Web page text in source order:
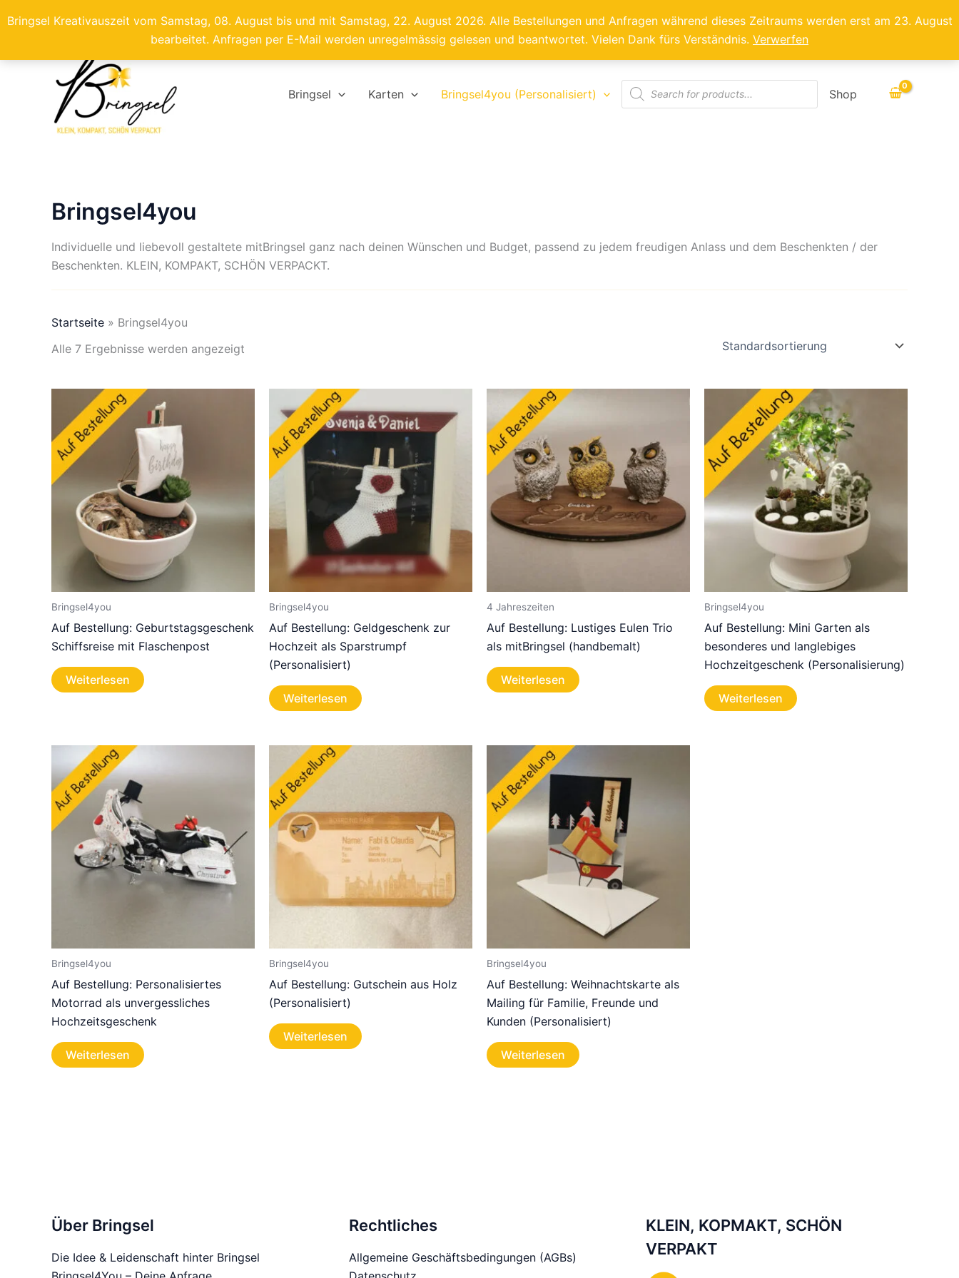
Bringsel Kreativauszeit vom Samstag, 08. August bis und mit Samstag, 22. August 2026. Alle Bestellungen und Anfragen während dieses Zeitraums werden erst am 23. August
bearbeitet. Anfragen per E-Mail werden unregelmässig gelesen und beantwortet. Vielen Dank fürs Verständnis. Verwerfen
Bringsel Karten Bringsel4you (Personalisiert)
Products
search
Shop
Bringsel4you
Individuelle und liebevoll gestaltete mitBringsel ganz nach deinen Wünschen und Budget, passend zu jedem freudigen Anlass und dem Beschenkten / der
Beschenkten. KLEIN, KOMPAKT, SCHÖN VERPACKT.
Startseite » Bringsel4you
Alle 7 Ergebnisse werden angezeigt
Bringsel4you
Auf Bestellung: Geburtstagsgeschenk
Schiffsreise mit Flaschenpost
Weiterlesen
Bringsel4you
Auf Bestellung: Geldgeschenk zur
Hochzeit als Sparstrumpf
(Personalisiert)
Weiterlesen
4 Jahreszeiten
Auf Bestellung: Lustiges Eulen Trio
als mitBringsel (handbemalt)
Weiterlesen
Bringsel4you
Auf Bestellung: Mini Garten als
besonderes und langlebiges
Hochzeitgeschenk (Personalisierung)
Weiterlesen
Bringsel4you
Auf Bestellung: Personalisiertes
Motorrad als unvergessliches
Hochzeitsgeschenk
Weiterlesen
Bringsel4you
Auf Bestellung: Gutschein aus Holz
(Personalisiert)
Weiterlesen
Bringsel4you
Auf Bestellung: Weihnachtskarte als
Mailing für Familie, Freunde und
Kunden (Personalisiert)
Weiterlesen
Über Bringsel
Die Idee & Leidenschaft hinter Bringsel
Rechtliches
Allgemeine Geschäftsbedingungen (AGBs)
KLEIN, KOPMAKT, SCHÖN
VERPAKT